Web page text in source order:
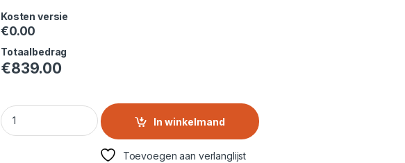
Kosten versie
€0.00
Totaalbedrag
€839.00
Bosch WAN2829MNL 1400 Toeren Wasmachine – 9 kg Capaciteit, Energiezuinig
In winkelmand
Toevoegen aan verlanglijst